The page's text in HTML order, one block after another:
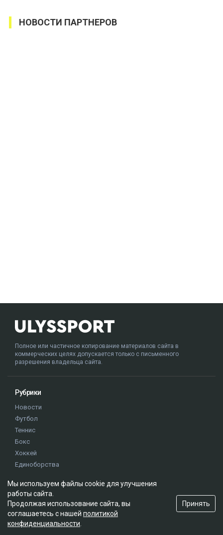
НОВОСТИ ПАРТНЕРОВ
Полное или частичное копирование материалов сайта в
коммерческих целях допускается только с письменного
разрешения владельца сайта.
Рубрики
Новости
Футбол
Теннис
Бокс
Хоккей
Единоборства
Олимпиада
Редакция
Мы используем файлы cookie для улучшения
работы сайта.
Продолжая использование сайта, вы
соглашаетесь с нашей политикой
конфиденциальности
Принять